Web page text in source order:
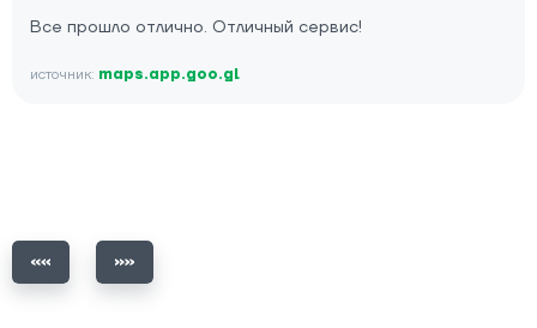
Все прошло отлично. Отличный сервис!
источник: maps.app.goo.gl